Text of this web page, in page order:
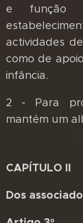
e função
actividades
como de
infância.
2 - Para
mantém um
CAPÍTULO II
Dos